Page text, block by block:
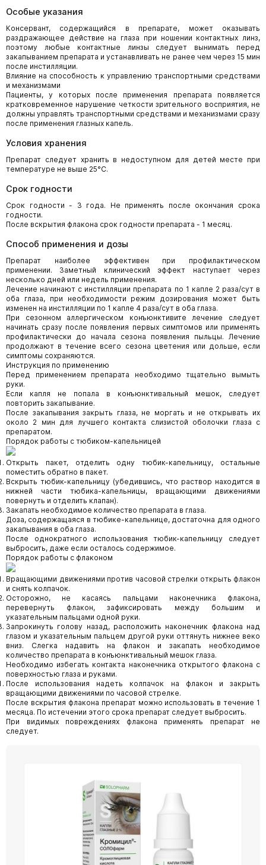
Особые указания
Консервант, содержащийся в препарате, может оказывать
раздражающее действие на глаза при ношении контактных линз,
поэтому любые контактные линзы следует вынимать перед
закапыванием препарата и устанавливать не ранее чем через 15 мин
после инстилляции.
Влияние на способность к управлению транспортными средствами
и механизмами
Пациенты, у которых после применения препарата появляется
кратковременное нарушение четкости зрительного восприятия, не
должны управлять транспортными средствами и механизмами сразу
после применения глазных капель.
Условия хранения
Препарат следует хранить в недоступном для детей месте при
температуре не выше 25°С.
Срок годности
Срок годности - 3 года. Не применять после окончания срока
годности.
После вскрытия флакона срок годности препарата - 1 месяц.
Способ применения и дозы
Препарат наиболее эффективен при профилактическом
применении. Заметный клинический эффект наступает через
несколько дней или недель применения.
Лечение начинают с инстилляции препарата по 1 капле 2 раза/сут в
оба глаза, при необходимости режим дозирования может быть
изменен на инстилляции по 1 капле 4 раза/сут в оба глаза.
При сезонном аллергическом конъюнктивите лечение следует
начинать сразу после появления первых симптомов или применять
профилактически до начала сезона появления пыльцы. Лечение
продолжают в течение всего сезона цветения или дольше, если
симптомы сохраняются.
Инструкция по применению
Перед применением препарата необходимо тщательно вымыть
руки.
Если капля не попала в конъюнктивальный мешок, следует
повторить закапывание.
После закапывания закрыть глаза, не моргать и не открывать их
около 2 мин для лучшего контакта слизистой оболочки глаза с
препаратом.
Порядок работы с тюбиком-капельницей
Открыть пакет, отделить одну тюбик-капельницу, остальные
поместить обратно в пакет.
Вскрыть тюбик-капельницу (убедившись, что раствор находится в
нижней части тюбика-капельницы, вращающими движениями
повернуть и отделить клапан).
Закапать необходимое количество препарата в глаза.
Доза, содержащаяся в тюбике-капельнице, достаточна для одного
закапывания в оба глаза.
После однократного использования тюбик-капельницу следует
выбросить, даже если осталось содержимое.
Порядок работы с флаконом
Вращающими движениями против часовой стрелки открыть флакон
и снять колпачок.
Осторожно, не касаясь пальцами наконечника флакона,
перевернуть флакон, зафиксировать между большим и
указательным пальцами одной руки.
Запрокинуть голову назад, расположить наконечник флакона над
глазом и указательным пальцем другой руки оттянуть нижнее веко
вниз. Слегка надавить на флакон и закапать необходимое
количество препарата в конъюнктивальный мешок глаза.
Необходимо избегать контакта наконечника открытого флакона с
поверхностью глаза и руками.
После использования надеть колпачок на флакон и закрыть
вращающими движениями по часовой стрелке.
После вскрытия флакона препарат можно использовать в течение 1
месяца. По истечении этого срока препарат следует выбросить.
При видимых повреждениях флакона применять препарат не
следует.